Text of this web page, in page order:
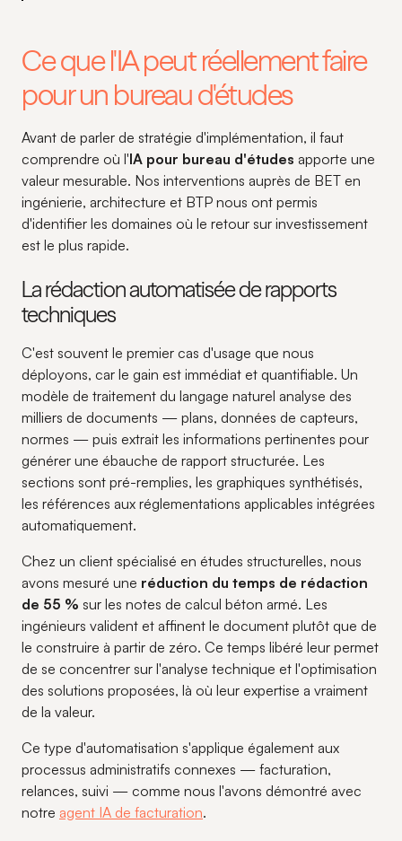
Ce que l'IA peut réellement faire
pour un bureau d'études
Avant de parler de stratégie d'implémentation, il faut
comprendre où l'IA pour bureau d'études apporte une
valeur mesurable. Nos interventions auprès de BET en
ingénierie, architecture et BTP nous ont permis
d'identifier les domaines où le retour sur investissement
est le plus rapide.
La rédaction automatisée de rapports
techniques
C'est souvent le premier cas d'usage que nous
déployons, car le gain est immédiat et quantifiable. Un
modèle de traitement du langage naturel analyse des
milliers de documents — plans, données de capteurs,
normes — puis extrait les informations pertinentes pour
générer une ébauche de rapport structurée. Les
sections sont pré-remplies, les graphiques synthétisés,
les références aux réglementations applicables intégrées
automatiquement.
Chez un client spécialisé en études structurelles, nous
avons mesuré une réduction du temps de rédaction
de 55 % sur les notes de calcul béton armé. Les
ingénieurs valident et affinent le document plutôt que de
le construire à partir de zéro. Ce temps libéré leur permet
de se concentrer sur l'analyse technique et l'optimisation
des solutions proposées, là où leur expertise a vraiment
de la valeur.
Ce type d'automatisation s'applique également aux
processus administratifs connexes — facturation,
relances, suivi — comme nous l'avons démontré avec
notre agent IA de facturation.